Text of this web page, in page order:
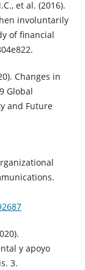
et al. (2016).
involuntarily
of financial
Changes in
Global
and Future
y apoyo
3.